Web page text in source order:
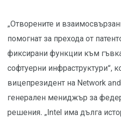
„Отворените и
помогнат за прехода от
фиксирани функции към
софтуерни инфраструктури“,
вицепрезидент на Network
генерален мениджър за
решения. „Intel има дълга